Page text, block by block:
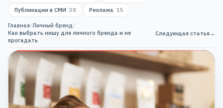
Публикации в СМИ 38 Реклама 15
Главная/Личный бренд/
Как выбрать нишу для личного бренда и не
прогадать
Следующая статья→